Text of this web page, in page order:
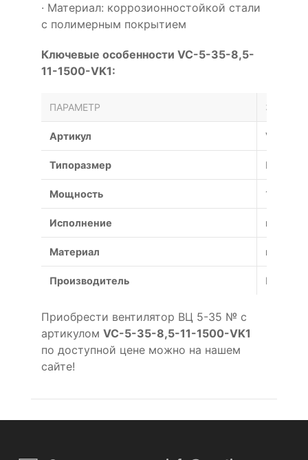
· Материал: коррозионностойкой стали
с полимерным покрытием
Ключевые особенности VC-5-35-8,5-
11-1500-VK1:
ПАРАМЕТР
Артикул VC-5-
Типоразмер №
Мощность 11 кВт
Исполнение
Материал
Производитель Россия
Приобрести вентилятор ВЦ 5-35 № с
артикулом VC-5-35-8,5-11-1500-VK1
по доступной цене можно на нашем
сайте!